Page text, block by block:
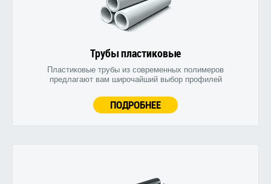
Трубы пластиковые
Пластиковые трубы из современных полимеров
предлагают вам широчайший выбор профилей
ПОДРОБНЕЕ